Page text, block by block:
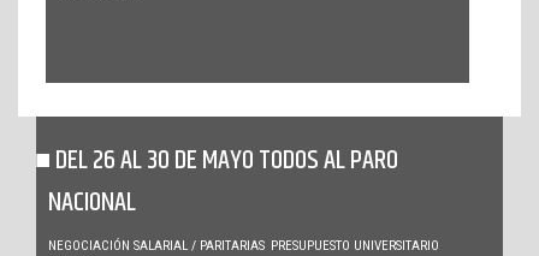
DEL 26 AL 30 DE MAYO TODOS AL PARO
NACIONAL
NEGOCIACIÓN SALARIAL / PARITARIAS PRESUPUESTO UNIVERSITARIO